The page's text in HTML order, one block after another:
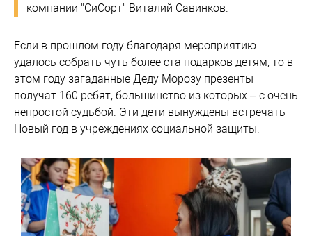
компании "СиСорт" Виталий Савинков.
Если в прошлом году благодаря мероприятию
удалось собрать чуть более ста подарков детям, то в
этом году загаданные Деду Морозу презенты
получат 160 ребят, большинство из которых – с очень
непростой судьбой. Эти дети вынуждены встречать
Новый год в учреждениях социальной защиты.